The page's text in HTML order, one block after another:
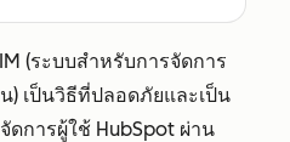
(ระบบสำหรับการจัดการ
) เป็นวิธีที่ปลอดภัยและเป็น
ดการผู้ใช้ HubSpot ผ่าน